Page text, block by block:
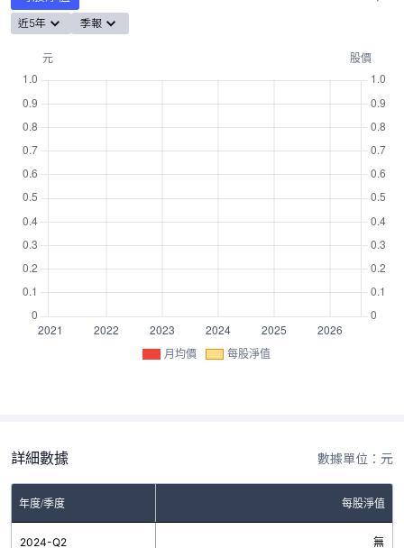
近5年 季報
月均價 每股淨值
詳細數據 數據單位：元
年度/季度 每股淨值
2024-Q2 無